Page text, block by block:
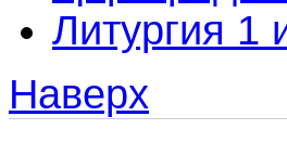
Литургия 1
Наверх